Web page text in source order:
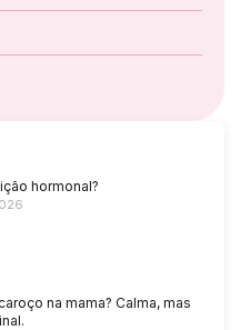
hormonal?
na mama? Calma, mas